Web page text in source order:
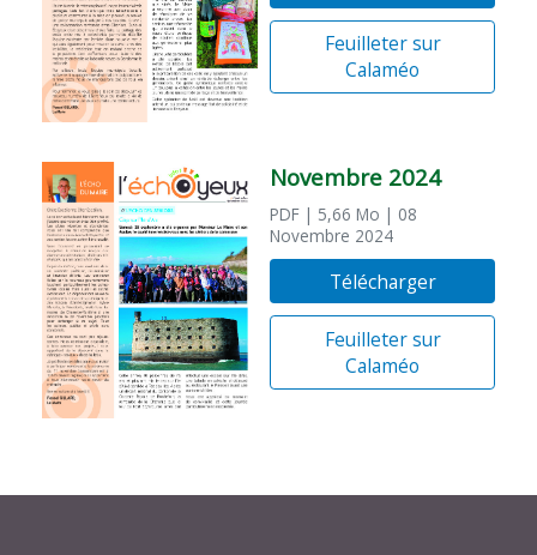
Feuilleter sur
Calaméo
Novembre 2024
PDF | 5,66 Mo | 08
Novembre 2024
Télécharger
Feuilleter sur
Calaméo